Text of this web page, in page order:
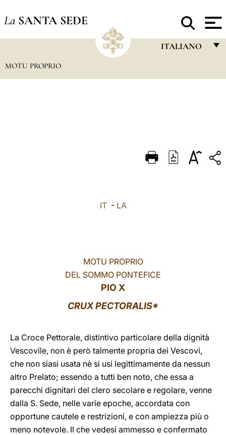
La SANTA SEDE
ITALIANO
DEUTSCH
MOTU PROPRIO
IT- LA
MOTU PROPRIO
DEL SOMMO PONTEFICE
PIO X
CRUX PECTORALIS*
La Croce Pettorale, distintivo particolare della dignità
Vescovile, non è però talmente propria dei Vescovi,
che non siasi usata nè si usi legittimamente da nessun
altro Prelato; essendo a tutti ben noto, che essa a
parecchi dignitari del clero secolare e regolare, venne
dalla S. Sede, nelle varie epoche, accordata con
opportune cautele e restrizioni, e con ampiezza più o
meno notevole. Il che vedesi ammesso e confermato